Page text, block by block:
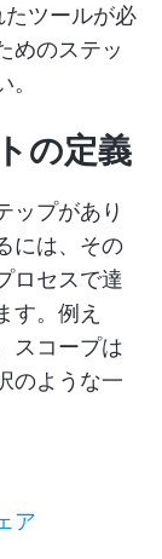
ツールが必
めのステッ
の定義
ップがあり
には、その
ロセスで達
す。例え
スコープは
のような一
ア